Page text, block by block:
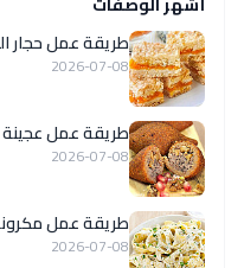
طريقة عمل حجار
2026-07-08
طريقة عمل عجينة
2026-07-08
طريقة عمل
2026-07-08